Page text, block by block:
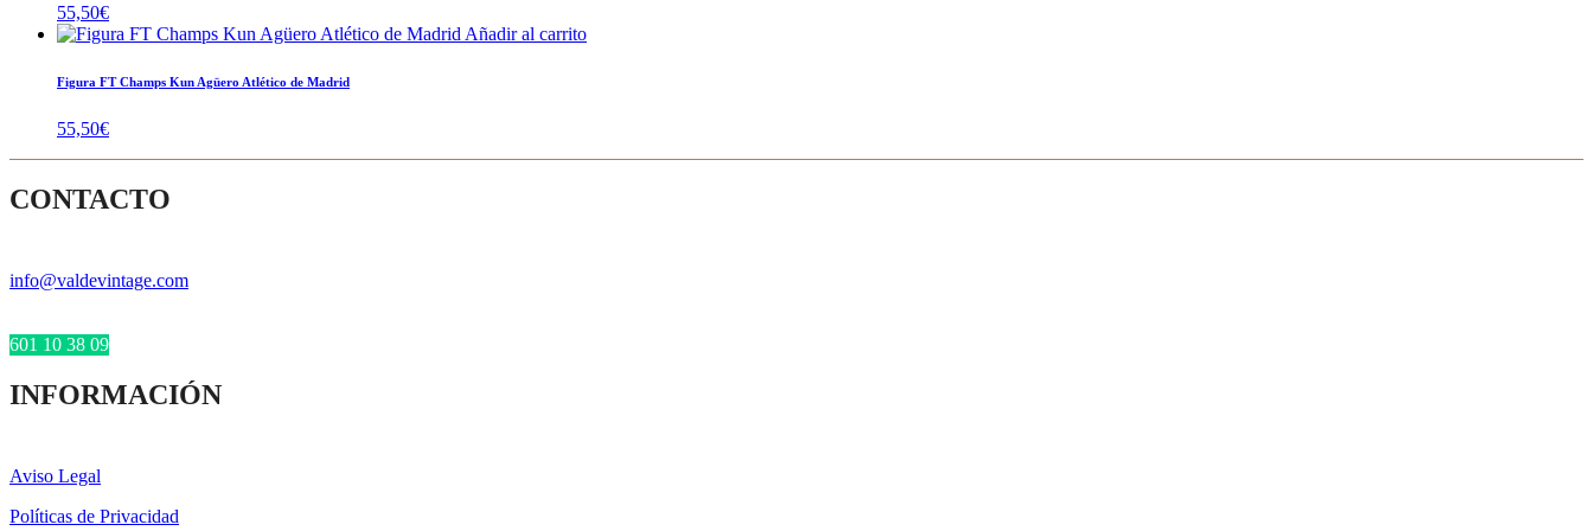
55,50€
Añadir al carrito
Figura FT Champs Kun Agüero Atlético de Madrid
55,50€
CONTACTO
info@valdevintage.com
601 10 38 09
INFORMACIÓN
Aviso Legal
Políticas de Privacidad